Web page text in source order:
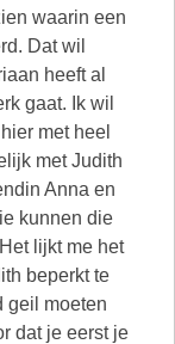
waarin een
Dat wil
heeft al
gaat. Ik wil
met heel
met Judith
Anna en
kunnen die
lijkt me het
beperkt te
geil moeten
dat je eerst je